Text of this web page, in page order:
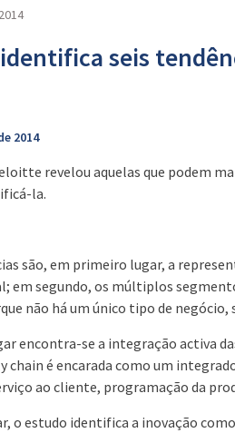
seis
2014
revelou aquelas que podem
la.
são, em primeiro lugar, a
em segundo, os múltiplos
não há um único tipo de
encontra-se a integração activa
chain é encarada como um
ao cliente, programação da
o estudo identifica a inovação